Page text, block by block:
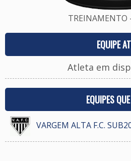
TREINAMENTO
EQUIPE
Atleta em
EQUIPES
VARGEM ALTA F.C.